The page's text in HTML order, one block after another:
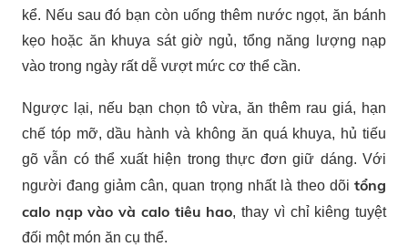
kể. Nếu sau đó bạn còn uống thêm nước ngọt, ăn bánh
kẹo hoặc ăn khuya sát giờ ngủ, tổng năng lượng nạp
vào trong ngày rất dễ vượt mức cơ thể cần.
Ngược lại, nếu bạn chọn tô vừa, ăn thêm rau giá, hạn
chế tóp mỡ, dầu hành và không ăn quá khuya, hủ tiếu
gõ vẫn có thể xuất hiện trong thực đơn giữ dáng. Với
người đang giảm cân, quan trọng nhất là theo dõi tổng
calo nạp vào và calo tiêu hao, thay vì chỉ kiêng tuyệt
đối một món ăn cụ thể.